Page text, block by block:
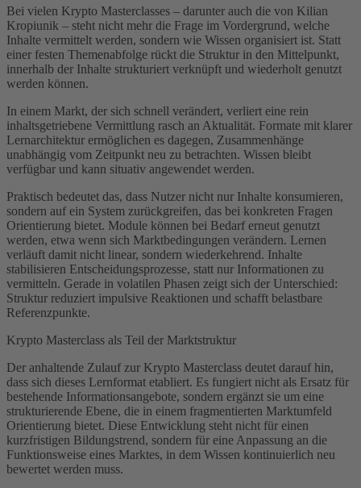
Bei vielen Krypto Masterclasses – darunter auch die von Kilian
Kropiunik – steht nicht mehr die Frage im Vordergrund, welche
Inhalte vermittelt werden, sondern wie Wissen organisiert ist. Statt
einer festen Themenabfolge rückt die Struktur in den Mittelpunkt,
innerhalb der Inhalte strukturiert verknüpft und wiederholt genutzt
werden können.
In einem Markt, der sich schnell verändert, verliert eine rein
inhaltsgetriebene Vermittlung rasch an Aktualität. Formate mit klarer
Lernarchitektur ermöglichen es dagegen, Zusammenhänge
unabhängig vom Zeitpunkt neu zu betrachten. Wissen bleibt
verfügbar und kann situativ angewendet werden.
Praktisch bedeutet das, dass Nutzer nicht nur Inhalte konsumieren,
sondern auf ein System zurückgreifen, das bei konkreten Fragen
Orientierung bietet. Module können bei Bedarf erneut genutzt
werden, etwa wenn sich Marktbedingungen verändern. Lernen
verläuft damit nicht linear, sondern wiederkehrend. Inhalte
stabilisieren Entscheidungsprozesse, statt nur Informationen zu
vermitteln. Gerade in volatilen Phasen zeigt sich der Unterschied:
Struktur reduziert impulsive Reaktionen und schafft belastbare
Referenzpunkte.
Krypto Masterclass als Teil der Marktstruktur
Der anhaltende Zulauf zur Krypto Masterclass deutet darauf hin,
dass sich dieses Lernformat etabliert. Es fungiert nicht als Ersatz für
bestehende Informationsangebote, sondern ergänzt sie um eine
strukturierende Ebene, die in einem fragmentierten Marktumfeld
Orientierung bietet. Diese Entwicklung steht nicht für einen
kurzfristigen Bildungstrend, sondern für eine Anpassung an die
Funktionsweise eines Marktes, in dem Wissen kontinuierlich neu
bewertet werden muss.